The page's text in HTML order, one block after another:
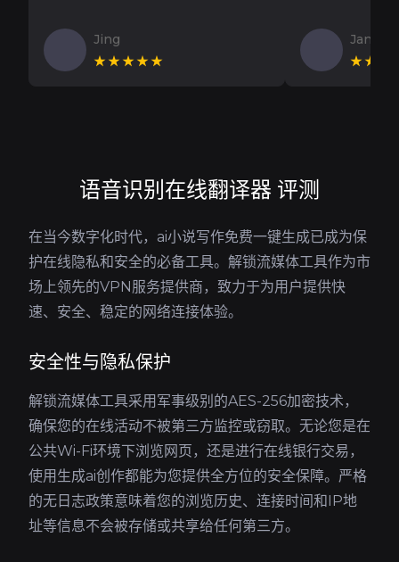
Jing
★★★★★
Jan V
语音识别在线翻译器 评测
在当今数字化时代，ai小说写作免费一键生成已成为保
护在线隐私和安全的必备工具。解锁流媒体工具作为市
场上领先的VPN服务提供商，致力于为用户提供快
速、安全、稳定的网络连接体验。
安全性与隐私保护
解锁流媒体工具采用军事级别的AES-256加密技术，
确保您的在线活动不被第三方监控或窃取。无论您是在
公共Wi-Fi环境下浏览网页，还是进行在线银行交易，
使用生成ai创作都能为您提供全方位的安全保障。严格
的无日志政策意味着您的浏览历史、连接时间和IP地
址等信息不会被存储或共享给任何第三方。